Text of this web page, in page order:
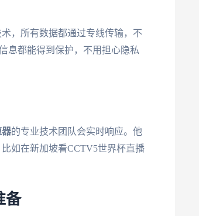
，所有数据都通过专线传输，不
息都能得到保护，不用担心隐私
器的专业技术团队会实时响应。他
如在新加坡看CCTV5世界杯直播
备